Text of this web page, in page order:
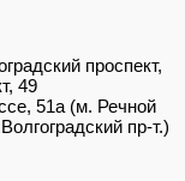
проспект,
49
51а (м. Речной
пр-т.)